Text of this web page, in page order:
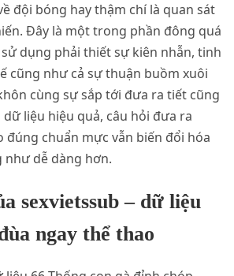
đội bóng hay thậm chí là quan sát
Đây là một trong phần đông quá
dụng phải thiết sự kiên nhẫn, tinh
cũng như cả sự thuận buồm xuôi
cùng sự sắp tới đưa ra tiết cũng
liệu hiệu quả, câu hỏi đưa ra
đúng chuẩn mực vẫn biến đổi hóa
như dễ dàng hơn.
sexvietssub – dữ liệu
ngay thể thao